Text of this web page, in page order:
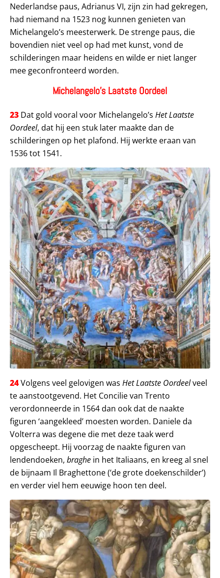
Nederlandse paus, Adrianus VI, zijn zin had gekregen,
had niemand na 1523 nog kunnen genieten van
Michelangelo’s meesterwerk. De strenge paus, die
bovendien niet veel op had met kunst, vond de
schilderingen maar heidens en wilde er niet langer
mee geconfronteerd worden.
Michelangelo’s Laatste Oordeel
23 Dat gold vooral voor Michelangelo’s Het Laatste
Oordeel, dat hij een stuk later maakte dan de
schilderingen op het plafond. Hij werkte eraan van
1536 tot 1541.
24Volgens veel gelovigen was Het Laatste Oordeelveel
te aanstootgevend. Het Concilie van Trento
verordonneerde in 1564 dan ook dat de naakte
figuren ‘aangekleed’ moesten worden. Daniele da
Volterra was degene die met deze taak werd
opgescheept. Hij voorzag de naakte figuren van
lendendoeken, braghe in het Italiaans, en kreeg al snel
de bijnaam Il Braghettone (‘de grote doekenschilder’)
en verder viel hem eeuwige hoon ten deel.